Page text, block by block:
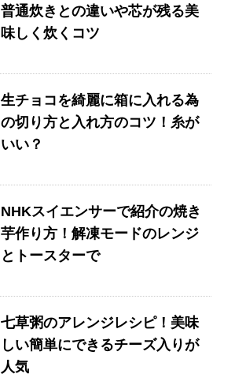
普通炊きとの違いや芯が残る美
味しく炊くコツ
生チョコを綺麗に箱に入れる為
の切り方と入れ方のコツ！糸が
いい？
NHKスイエンサーで紹介の焼き
芋作り方！解凍モードのレンジ
とトースターで
七草粥のアレンジレシピ！美味
しい簡単にできるチーズ入りが
人気